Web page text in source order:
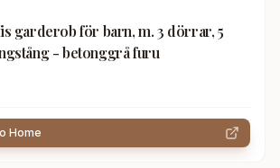
garderob för barn, m. 3 dörrar, 5
- betonggrå furu
Home